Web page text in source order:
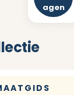
agen